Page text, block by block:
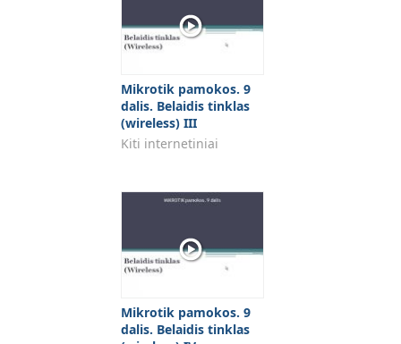
Mikrotik pamokos. 9
dalis. Belaidis tinklas
(wireless) III
Kiti internetiniai
Mikrotik pamokos. 9
dalis. Belaidis tinklas